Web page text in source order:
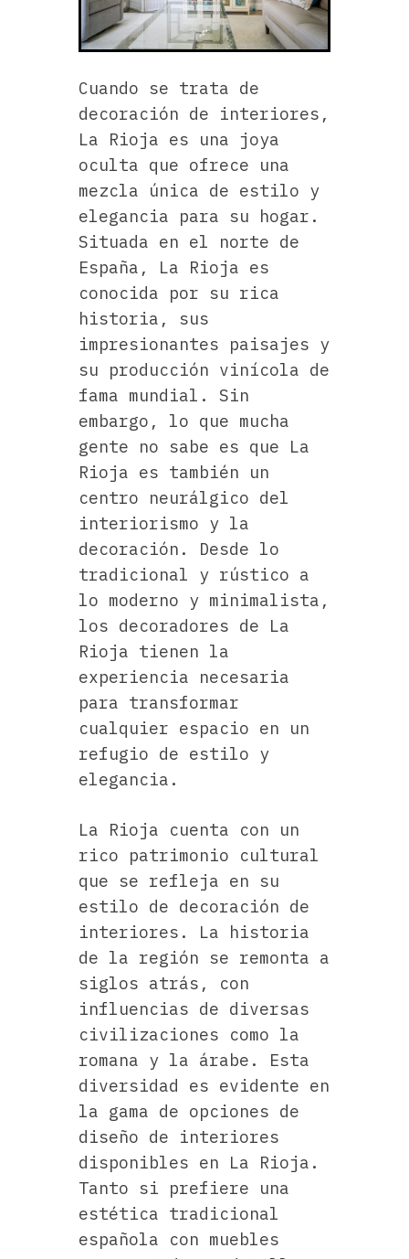
Cuando se trata de
decoración de interiores,
La Rioja es una joya
oculta que ofrece una
mezcla única de estilo y
elegancia para su hogar.
Situada en el norte de
España, La Rioja es
conocida por su rica
historia, sus
impresionantes paisajes y
su producción vinícola de
fama mundial. Sin
embargo, lo que mucha
gente no sabe es que La
Rioja es también un
centro neurálgico del
interiorismo y la
decoración. Desde lo
tradicional y rústico a
lo moderno y minimalista,
los decoradores de La
Rioja tienen la
experiencia necesaria
para transformar
cualquier espacio en un
refugio de estilo y
elegancia.
La Rioja cuenta con un
rico patrimonio cultural
que se refleja en su
estilo de decoración de
interiores. La historia
de la región se remonta a
siglos atrás, con
influencias de diversas
civilizaciones como la
romana y la árabe. Esta
diversidad es evidente en
la gama de opciones de
diseño de interiores
disponibles en La Rioja.
Tanto si prefiere una
estética tradicional
española con muebles